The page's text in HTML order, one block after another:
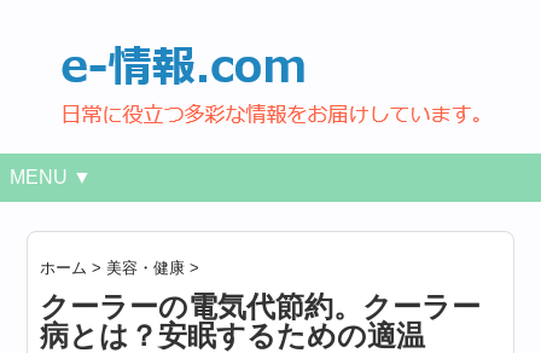
MENU ▼
ホーム >美容・健康 >
クーラーの電気代節約。クーラー
病とは？安眠するための適温